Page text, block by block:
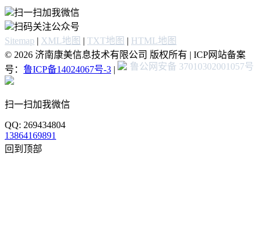
扫一扫加我微信
扫码关注公众号
Sitemap | XML地图 | TXT地图 | HTML地图
© 2026 济南康美信息技术有限公司 版权所有 | ICP网站备案
号： 鲁ICP备14024067号-3 | 鲁公网安备 37010302001057号
扫一扫加我微信
QQ: 269434804
13864169891
回到顶部